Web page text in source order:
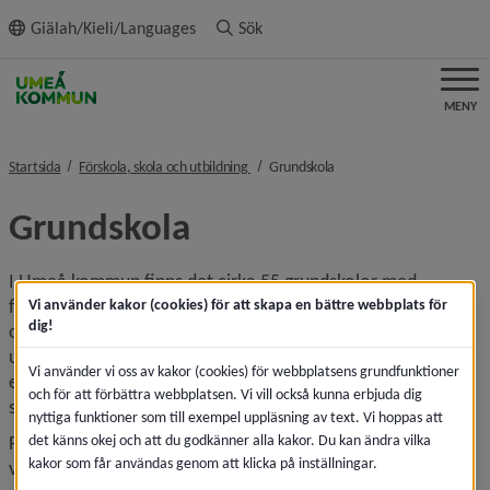
innehållet
Giälah/Kieli/Languages Sök
MENY
Startsida Förskola, skola och utbildning nivå i brödsmulenavigeringen
Grundskola
Grundskola
I Umeå kommun finns det cirka 55 grundskolor med
förskoleklass och varierade årskurser. Förskoleklass är
obligatoriskt för alla barn som har fyllt eller fyller sex år
under året. Elever folkbokförda i Umeå kommun som går i
en skola med nästkommande årskurs har rätt att gå kvar på
skolan enligt skollagen (10 kap 31 §).
Fritids erbjuds för barn i förskoleklass upp till och med
vårterminen det år då eleven fyller 13 år under den skolfria
Vi använder kakor (cookies) för att skapa en bättre webbplats för
dig!
Vi använder vi oss av kakor (cookies) för webbplatsens grundfunktioner
och för att förbättra webbplatsen. Vi vill också kunna erbjuda dig
nyttiga funktioner som till exempel uppläsning av text. Vi hoppas att
det känns okej och att du godkänner alla kakor. Du kan ändra vilka
kakor som får användas genom att klicka på inställningar.